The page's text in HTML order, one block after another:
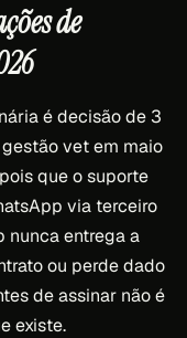
de
é decisão de 3
vet em maio
que o suporte
via terceiro
nunca entrega a
ou perde dado
de assinar não é
existe.